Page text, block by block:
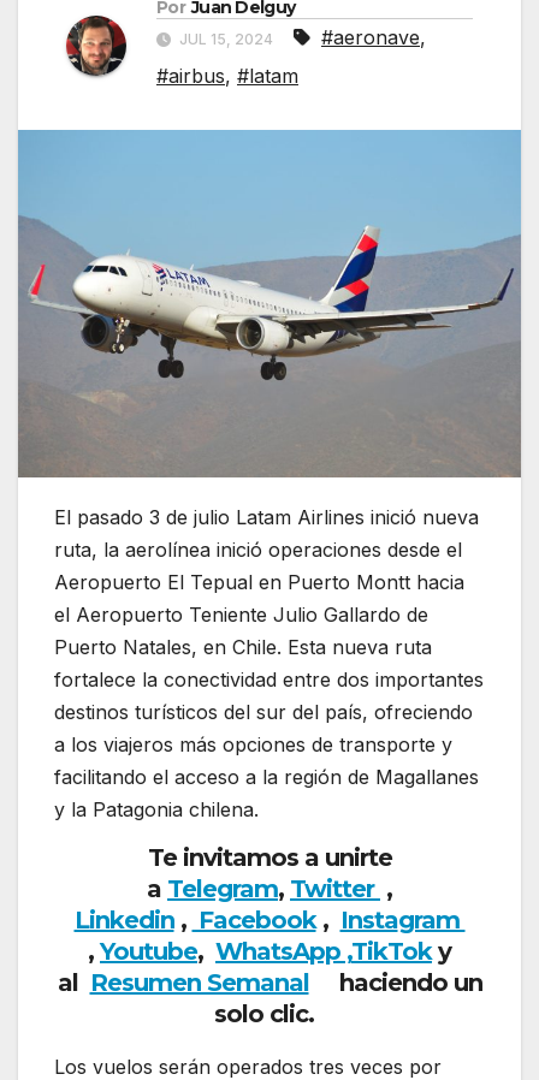
Por Juan Delguy
JUL 15, 2024 #aeronave,
#airbus, #latam
El pasado 3 de julio Latam Airlines inició nueva
ruta, la aerolínea inició operaciones desde el
Aeropuerto El Tepual en Puerto Montt hacia
el Aeropuerto Teniente Julio Gallardo de
Puerto Natales, en Chile. Esta nueva ruta
fortalece la conectividad entre dos importantes
destinos turísticos del sur del país, ofreciendo
a los viajeros más opciones de transporte y
facilitando el acceso a la región de Magallanes
y la Patagonia chilena.
Te invitamos a unirte
a Telegram, Twitter ,
Linkedin, Facebook, Instagram
,Youtube, WhatsApp ,TikToky
al Resumen Semanalhaciendo un
solo clic.
Los vuelos serán operados tres veces por